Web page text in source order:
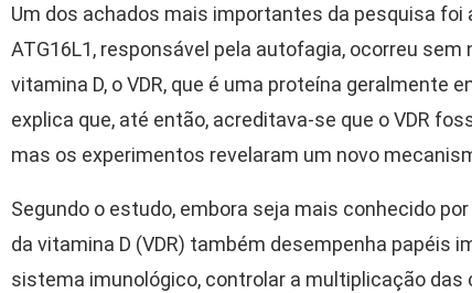
Um dos achados mais importantes da pesquisa
ATG16L1, responsável pela autofagia, ocorreu
vitamina D, o VDR, que é uma proteína geralmente
explica que, até então, acreditava-se que o VDR
mas os experimentos revelaram um novo
Segundo o estudo, embora seja mais conhecido
da vitamina D (VDR) também desempenha papéis
sistema imunológico, controlar a multiplicação das